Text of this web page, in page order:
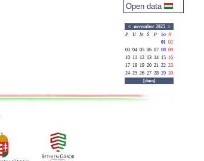
Open data
< november 2025 >
P
U St Š P So N
01 02
03 04 05 06 07 08 09
10 11 12 13 14 15 16
17 18 19 20 21 22 23
24 25 26 27 28 29 30
[dnes]